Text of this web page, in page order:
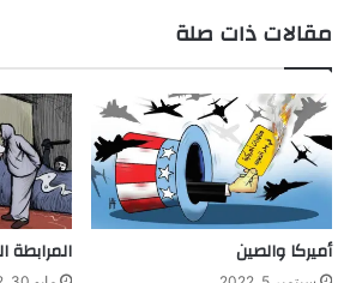
مقالات ذات صلة
أميركا والصين